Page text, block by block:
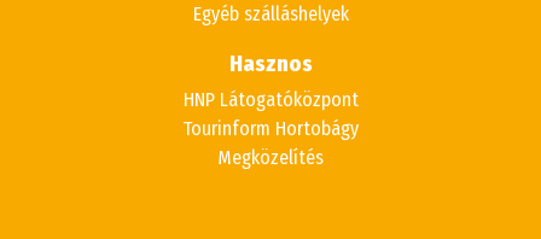
Egyéb szálláshelyek
Hasznos
HNP Látogatóközpont
Tourinform Hortobágy
Megközelítés